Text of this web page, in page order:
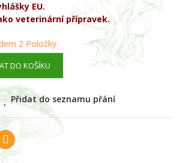
EU.
veterinární přípravek.
2 Položky
DO KOŠÍKU
Přidat do seznamu přání